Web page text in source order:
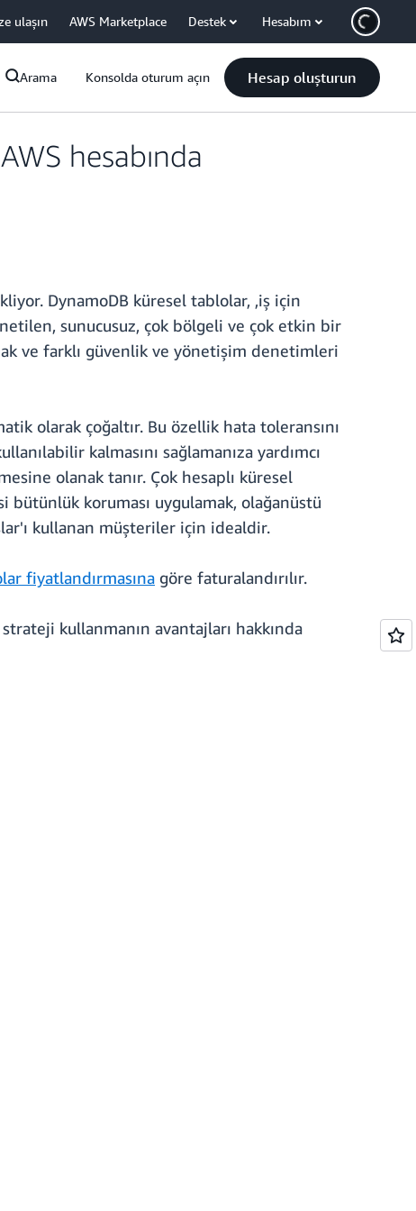
ulaşın AWS Marketplace Destek Hesabım
Arama Konsolda oturum açın Hesap oluşturun
hesabında
DynamoDB küresel tablolar, ,iş için
sunucusuz, çok bölgeli ve çok etkin bir
ve farklı güvenlik ve yönetişim denetimleri
olarak çoğaltır. Bu özellik hata toleransını
kalmasını sağlamanıza yardımcı
olanak tanır. Çok hesaplı küresel
koruması uygulamak, olağanüstü
kullanan müşteriler için idealdir.
fiyatlandırmasına göre faturalandırılır.
kullanmanın avantajları hakkında